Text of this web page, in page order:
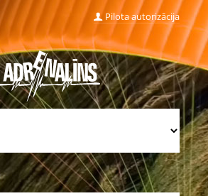
Pilota autorizācija